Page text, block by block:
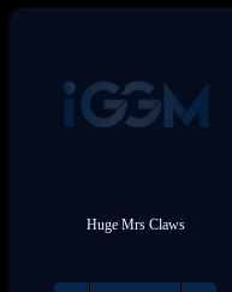
Huge Mrs Claws